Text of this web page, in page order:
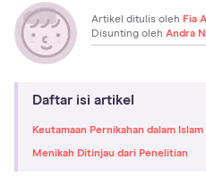
Artikel ditulis oleh Fia
Disunting oleh Andra
Daftar isi artikel
Keutamaan Pernikahan dalam Islam
Menikah Ditinjau dari Penelitian